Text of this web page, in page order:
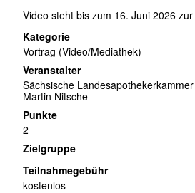
Video steht bis zum 16. Juni 2026
Kategorie
Vortrag (Video/Mediathek)
Veranstalter
Sächsische Landesapothekerkammer
Martin Nitsche
Punkte
2
Zielgruppe
Teilnahmegebühr
kostenlos